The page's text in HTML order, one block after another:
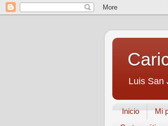
Luis San
Inicio Mi